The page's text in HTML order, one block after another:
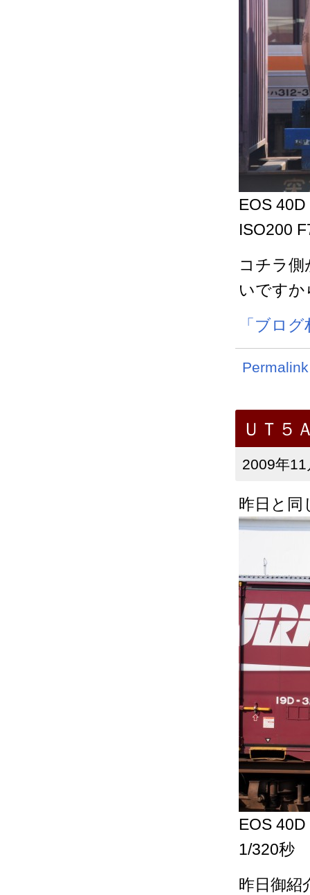
EOS
ISO200
コチラ側
いですか
「ブロ
Permalink
ＵＴ５
2009年
昨日と同
EOS
1/320秒
昨日御紹